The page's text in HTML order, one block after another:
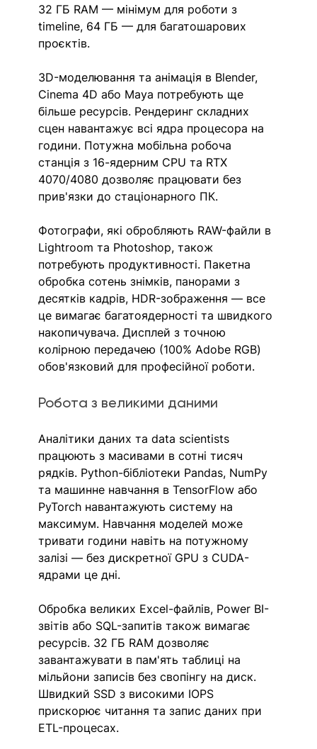
32 ГБ RAM — мінімум для роботи з
timeline, 64 ГБ — для багатошарових
проєктів.
3D-моделювання та анімація в Blender,
Cinema 4D або Maya потребують ще
більше ресурсів. Рендеринг складних
сцен навантажує всі ядра процесора на
години. Потужна мобільна робоча
станція з 16-ядерним CPU та RTX
4070/4080 дозволяє працювати без
прив'язки до стаціонарного ПК.
Фотографи, які обробляють RAW-файли в
Lightroom та Photoshop, також
потребують продуктивності. Пакетна
обробка сотень знімків, панорами з
десятків кадрів, HDR-зображення — все
це вимагає багатоядерності та швидкого
накопичувача. Дисплей з точною
колірною передачею (100% Adobe RGB)
обов'язковий для професійної роботи.
Робота з великими даними
Аналітики даних та data scientists
працюють з масивами в сотні тисяч
рядків. Python-бібліотеки Pandas, NumPy
та машинне навчання в TensorFlow або
PyTorch навантажують систему на
максимум. Навчання моделей може
тривати години навіть на потужному
залізі — без дискретної GPU з CUDA-
ядрами це дні.
Обробка великих Excel-файлів, Power BI-
звітів або SQL-запитів також вимагає
ресурсів. 32 ГБ RAM дозволяє
завантажувати в пам'ять таблиці на
мільйони записів без свопінгу на диск.
Швидкий SSD з високими IOPS
прискорює читання та запис даних при
ETL-процесах.